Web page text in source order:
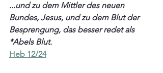
...und zu dem Mittler des neuen
Bundes, Jesus, und zu dem Blut der
Besprengung, das besser redet als
*Abels Blut.
Heb 12/24